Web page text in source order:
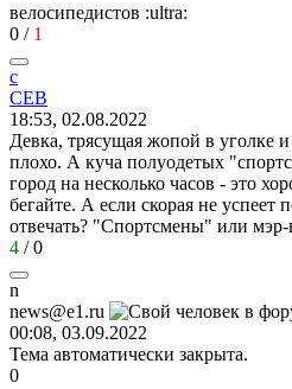
велосипедистов :ultra:
0 / 1
c
CEB
18:53, 02.08.2022
Девка, трясущая жопой в уголке
плохо. А куча полуодетых
город на несколько часов - это
бегайте. А если скорая не успеет
отвечать? "Спортсмены" или мэр-
4 /0
n
news@e1.ru
00:08, 03.09.2022
Тема автоматически закрыта.
0